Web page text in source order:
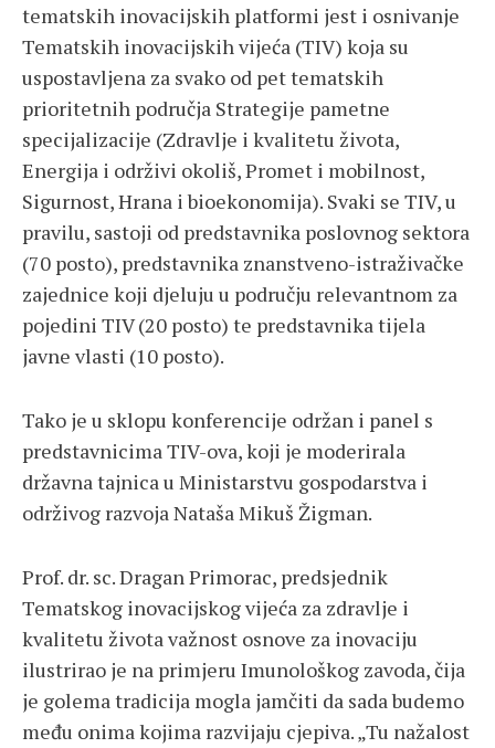
tematskih inovacijskih platformi jest i osnivanje
Tematskih inovacijskih vijeća (TIV) koja su
uspostavljena za svako od pet tematskih
prioritetnih područja Strategije pametne
specijalizacije (Zdravlje i kvalitetu života,
Energija i održivi okoliš, Promet i mobilnost,
Sigurnost, Hrana i bioekonomija). Svaki se TIV, u
pravilu, sastoji od predstavnika poslovnog sektora
(70 posto), predstavnika znanstveno-istraživačke
zajednice koji djeluju u području relevantnom za
pojedini TIV (20 posto) te predstavnika tijela
javne vlasti (10 posto).
Tako je u sklopu konferencije održan i panel s
predstavnicima TIV-ova, koji je moderirala
državna tajnica u Ministarstvu gospodarstva i
održivog razvoja Nataša Mikuš Žigman.
Prof. dr. sc. Dragan Primorac, predsjednik
Tematskog inovacijskog vijeća za zdravlje i
kvalitetu života važnost osnove za inovaciju
ilustrirao je na primjeru Imunološkog zavoda, čija
je golema tradicija mogla jamčiti da sada budemo
među onima kojima razvijaju cjepiva. „Tu nažalost